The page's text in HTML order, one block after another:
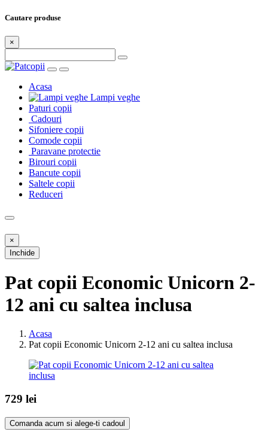
Cautare produse
×
Acasa
Lampi veghe
Paturi copii
Cadouri
Sifoniere copii
Comode copii
Paravane protectie
Birouri copii
Bancute copii
Saltele copii
Reduceri
×
Inchide
Pat copii Economic Unicorn 2-
12 ani cu saltea inclusa
Acasa
Pat copii Economic Unicorn 2-12 ani cu saltea inclusa
729 lei
Comanda acum si alege-ti cadoul